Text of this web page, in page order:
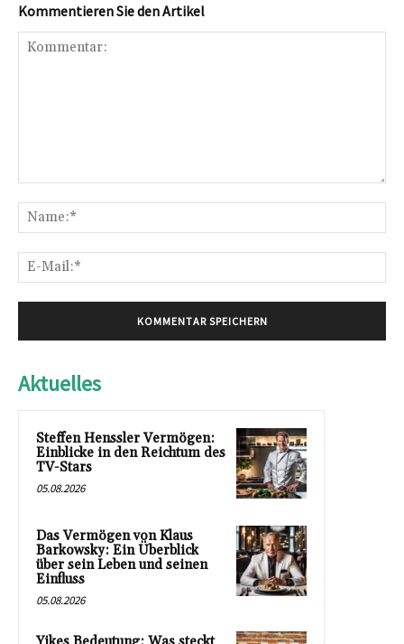
Kommentieren Sie den Artikel
Aktuelles
Steffen Henssler Vermögen:
Einblicke in den Reichtum des
TV-Stars
05.08.2026
Das Vermögen von Klaus
Barkowsky: Ein Überblick
über sein Leben und seinen
Einfluss
05.08.2026